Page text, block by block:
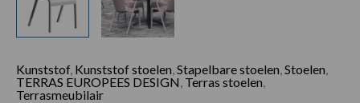
Kunststof, Kunststof stoelen Stapelbare stoelen Stoelen
TERRAS EUROPEES DESIGN Terras stoelen
Terrasmeubilair
Ivy terrasstoel